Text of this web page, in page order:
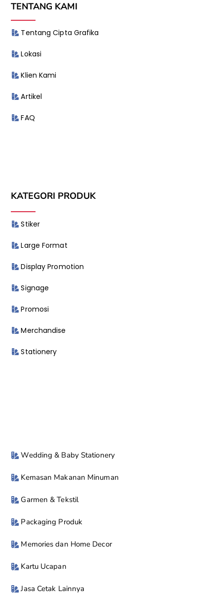
TENTANG KAMI
Tentang Cipta Grafika
Lokasi
Klien Kami
Artikel
FAQ
KATEGORI PRODUK
Stiker
Large Format
Display Promotion
Signage
Promosi
Merchandise
Stationery
Wedding & Baby Stationery
Kemasan Makanan Minuman
Garmen & Tekstil
Packaging Produk
Memories dan Home Decor
Kartu Ucapan
Jasa Cetak Lainnya